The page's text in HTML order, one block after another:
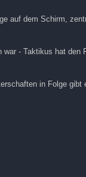
auf dem Schirm,
- Taktikus hat den
in Folge gibt